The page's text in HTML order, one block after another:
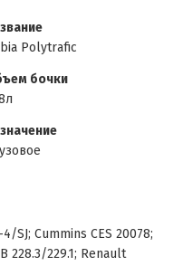
Polytrafic
бочки
SJ; Cummins CES 20078;
228.3/229.1; Renault